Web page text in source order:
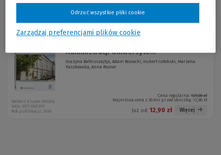
Administracji Uniwersyte...
Grażyna Bałtruszajtys, Adam Bosiacki, Hubert Izdebski, Marzena
Paszkowska, Anna Rosner
Cena regularna: 129,00 zł
Najniższa cena z 30 dni przed obniżką: 12,90 zł
Już od: 12,90 zł Więcej
Wolters Kluwer Polska
NEX-1011 W02P01
Rok publikacji: 2016
Zarządzaj preferencjami plików cookie
Odrzuć wszystkie pliki cookie